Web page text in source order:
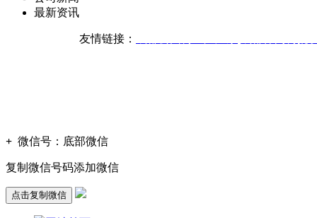
最新资讯
友情链接：
+ 微信号： 底部微信
复制微信号码添加微信
点击复制微信